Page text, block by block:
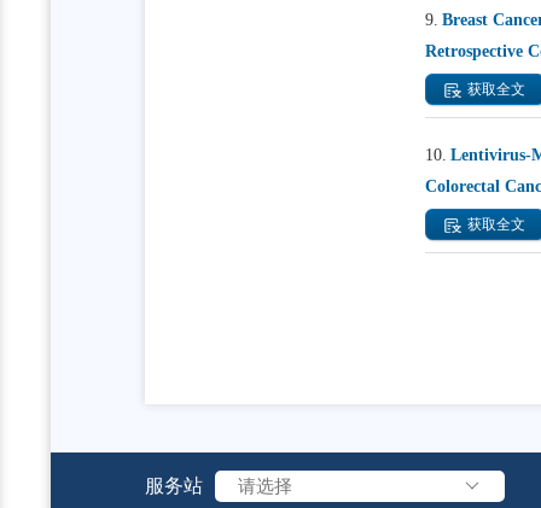
9. Breast
Retrospective
获取全文
10. Lentivirus-
Colorectal
获取全文
服务站 请选择